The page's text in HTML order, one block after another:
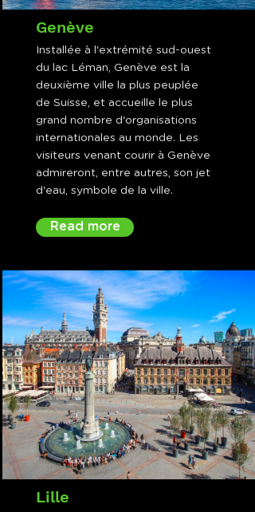
Genève
Installée à l'extrémité sud-ouest
du lac Léman, Genève est la
deuxième ville la plus peuplée
de Suisse, et accueille le plus
grand nombre d'organisations
internationales au monde. Les
visiteurs venant courir à Genève
admireront, entre autres, son jet
d'eau, symbole de la ville.
Read more
Lille